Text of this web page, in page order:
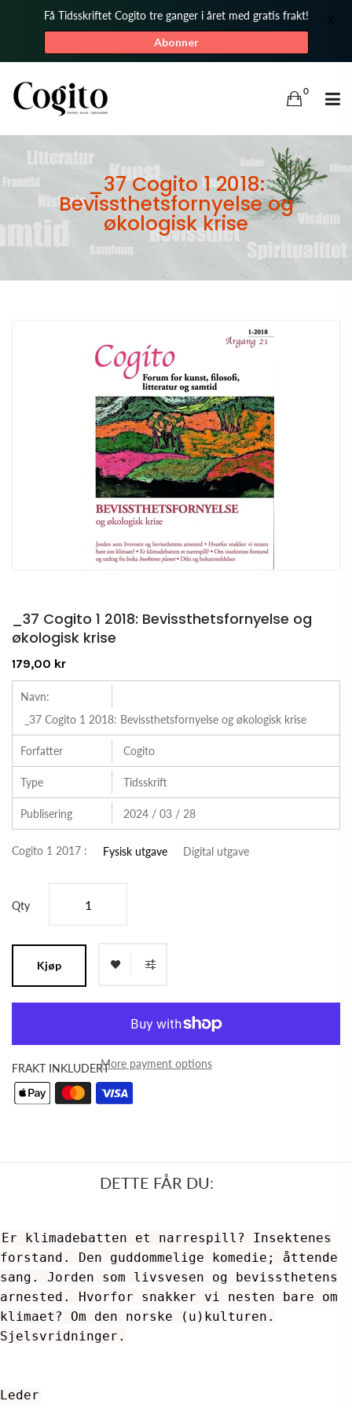
Få Tidsskriftet Cogito tre ganger i året med gratis frakt!
Abonner
X
0
_37 Cogito 1 2018:
Bevissthetsfornyelse og
økologisk krise
_37 Cogito 1 2018: Bevissthetsfornyelse og
økologisk krise
179,00 kr
Navn:
_37 Cogito 1 2018: Bevissthetsfornyelse og økologisk krise
Forfatter Cogito
Type Tidsskrift
Publisering 2024 / 03 / 28
Cogito 1 2017 : Fysisk utgave Digital utgave
Qty
Kjøp
More payment options
FRAKT INKLUDERT
DETTE FÅR DU:
Er klimadebatten et narrespill? Insektenes
forstand. Den guddommelige komedie; åttende
sang. Jorden som livsvesen og bevissthetens
arnested. Hvorfor snakker vi nesten bare om
klimaet? Om den norske (u)kulturen.
Sjelsvridninger.
Leder